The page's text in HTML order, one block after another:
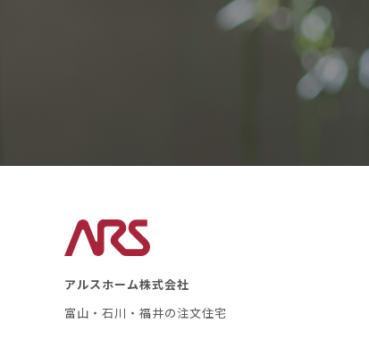
アルスホーム株式会社
富山・石川・福井の注文住宅